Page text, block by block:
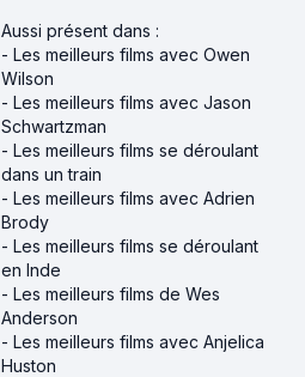
Aussi présent dans :
- Les meilleurs films avec Owen
Wilson
- Les meilleurs films avec Jason
Schwartzman
- Les meilleurs films se déroulant
dans un train
- Les meilleurs films avec Adrien
Brody
- Les meilleurs films se déroulant
en Inde
- Les meilleurs films de Wes
Anderson
- Les meilleurs films avec Anjelica
Huston